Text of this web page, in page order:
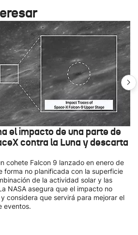
el impacto de una parte de
contra la Luna y descarta
cohete Falcon 9 lanzado en enero de
forma no planificada con la superficie
de la actividad solar y las
NASA asegura que el impacto no
considera que servirá para mejorar el
eventos.